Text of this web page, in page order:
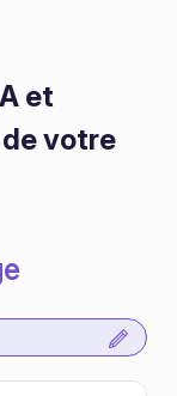
et
votre